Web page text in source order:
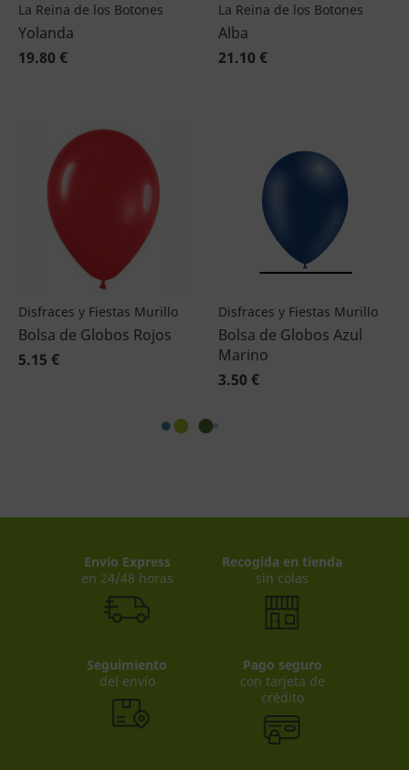
La Reina de los Botones
Yolanda
19.80 €
La Reina de los Botones
Alba
21.10 €
Disfraces y Fiestas Murillo
Bolsa de Globos Rojos
5.15 €
Disfraces y Fiestas Murillo
Bolsa de Globos Azul
Marino
3.50 €
Envio Express
en 24/48 horas
Recogida en tienda
sin colas
Seguimiento
del envío
Pago seguro
con tarjeta de
crédito